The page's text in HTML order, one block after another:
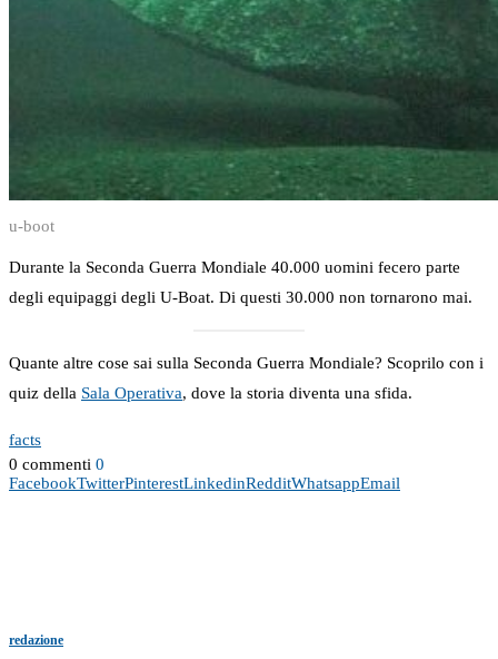
u-boot
Durante la Seconda Guerra Mondiale 40.000 uomini fecero parte
degli equipaggi degli U-Boat. Di questi 30.000 non tornarono mai.
Quante altre cose sai sulla Seconda Guerra Mondiale? Scoprilo con i
quiz della Sala Operativa, dove la storia diventa una sfida.
facts
0 commenti 0
FacebookTwitterPinterestLinkedinRedditWhatsappEmail
redazione